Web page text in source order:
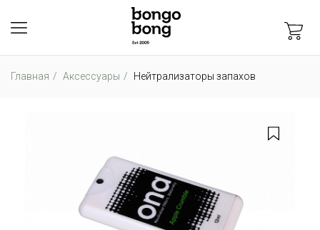
Главная Аксессуары Нейтрализаторы запахов